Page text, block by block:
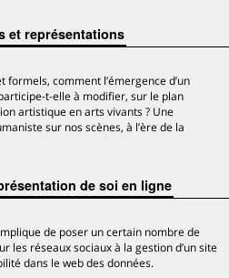
et représentations
comment l’émergence d’un
t-elle à modifier, sur le plan
artistique en arts vivants ? Une
sur nos scènes, à l’ère de la
de soi en ligne
de poser un certain nombre de
les réseaux sociaux à la gestion d’un site
dans le web des données.